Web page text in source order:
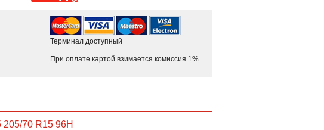
Терминал доступный
При оплате картой взимается комиссия 1%
70 R15 96H